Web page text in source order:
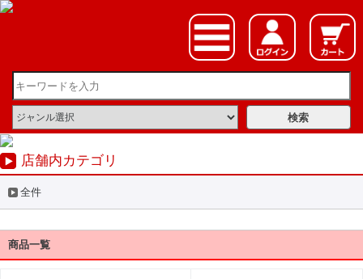
店舗内カテゴリ
全件
商品一覧